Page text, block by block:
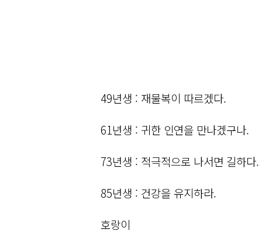
49년생 : 재물복이 따르겠다.
61년생 : 귀한 인연을 만나겠구나.
73년생 : 적극적으로 나서면 길하다.
85년생 : 건강을 유지하라.
호랑이